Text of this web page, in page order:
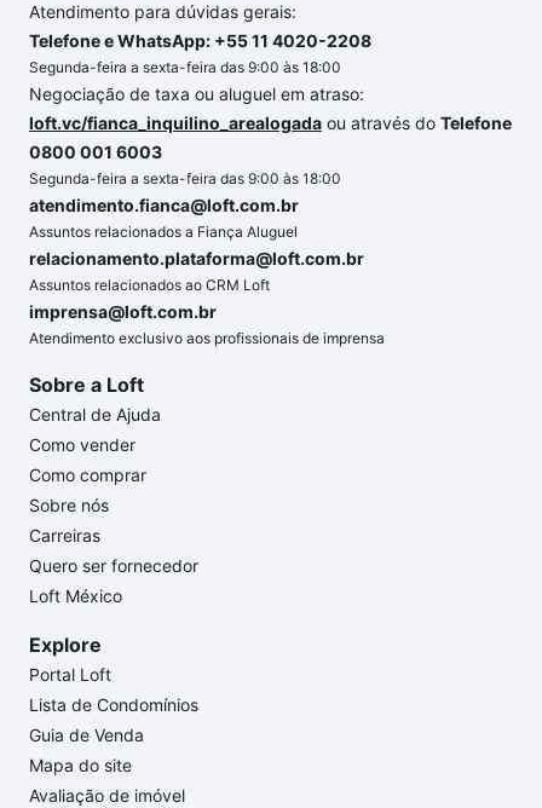
Atendimento para dúvidas gerais:
Telefone e WhatsApp: +55 11 4020-2208
Segunda-feira a sexta-feira das 9:00 às 18:00
Negociação de taxa ou aluguel em atraso:
loft.vc/fianca_inquilino_arealogada ou através do Telefone
0800 001 6003
Segunda-feira a sexta-feira das 9:00 às 18:00
atendimento.fianca@loft.com.br
Assuntos relacionados a Fiança Aluguel
relacionamento.plataforma@loft.com.br
Assuntos relacionados ao CRM Loft
imprensa@loft.com.br
Atendimento exclusivo aos profissionais de imprensa
Sobre a Loft
Central de Ajuda
Como vender
Como comprar
Sobre nós
Carreiras
Quero ser fornecedor
Loft México
Explore
Portal Loft
Lista de Condomínios
Guia de Venda
Mapa do site
Avaliação de imóvel